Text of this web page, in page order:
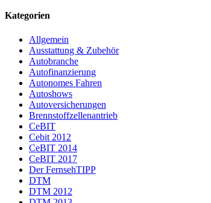
Kategorien
Allgemein
Ausstattung & Zubehör
Autobranche
Autofinanzierung
Autonomes Fahren
Autoshows
Autoversicherungen
Brennstoffzellenantrieb
CeBIT
Cebit 2012
CeBIT 2014
CeBIT 2017
Der FernsehTIPP
DTM
DTM 2012